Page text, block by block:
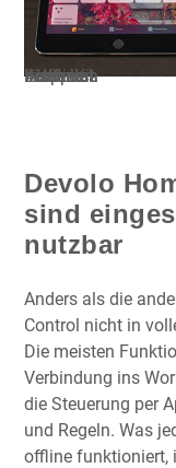
Auch das Apple HomeKit lässt sich offline bedienen.
Devolo
sind
nutzbar
Anders als die
Control nicht in
Die meisten
Verbindung ins
die Steuerung per
und Regeln. Was
offline funktioniert,